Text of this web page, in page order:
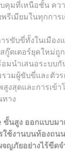
คุมที่เหนือชั้น คว
รีเมียมในทุกการ
ขับขี่ทั้งในเมือง
กู๊ตเตอร์ยุคใหม่ถู
อมนำเสนอระบบ
วมผู้ขับขี่และตัวร
สูงสุดและการเข้
ทาง
ขั้นสูง ออกแบบมา
ใช้งานบนท้องถน
ญภัยอย่างไร้ขีดจ